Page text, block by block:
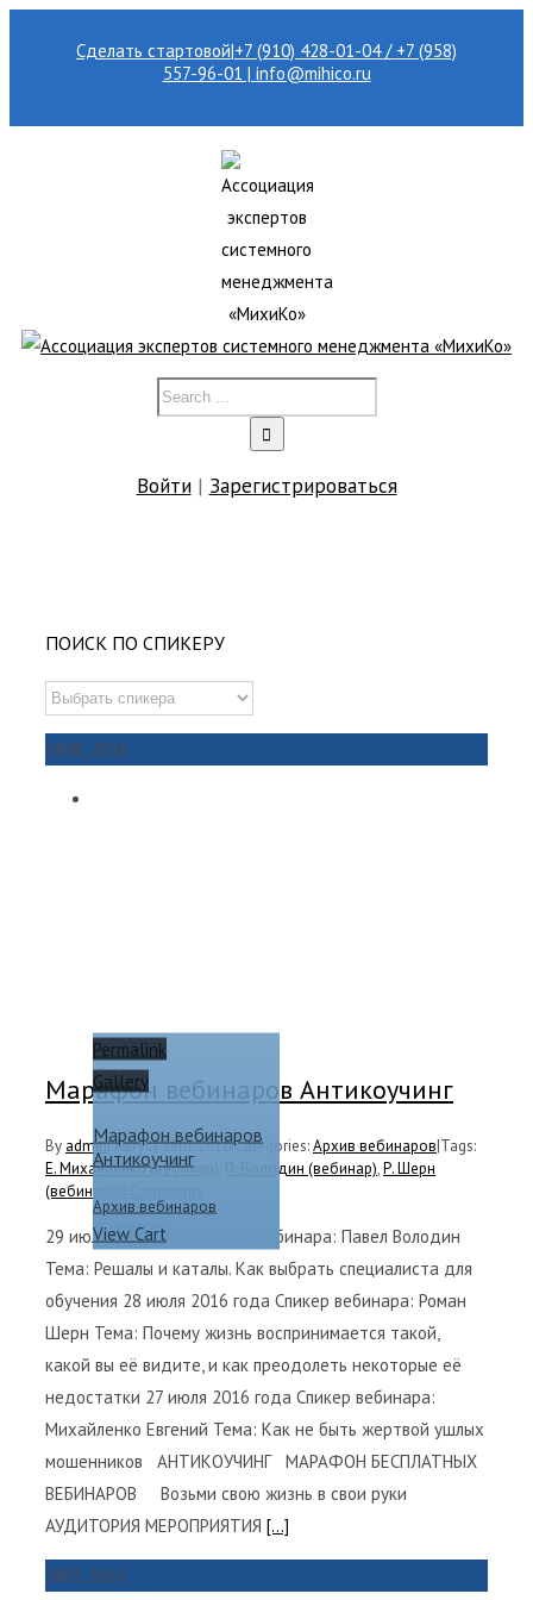
Сделать стартовой|+7 (910) 428-01-04 / +7 (958)
557-96-01 | info@mihico.ru
Войти| Зарегистрироваться
ПОИСК ПО СПИКЕРУ
1808, 2016
Permalink
Gallery
Марафон вебинаров
Антикоучинг
Архив вебинаров
View Cart
Марафон вебинаров Антикоучинг
By admin|Август 18th, 2016|Categories:Архив вебинаров|Tags:
Е. Михайленко (вебинар)
П. Володин (вебинар),Р. Шерн
(вебинар)
29 июля 2016 года Спикер вебинара: Павел Володин
Тема: Решалы и каталы. Как выбрать специалиста для
обучения 28 июля 2016 года Спикер вебинара: Роман
Шерн Тема: Почему жизнь воспринимается такой,
какой вы её видите, и как преодолеть некоторые её
недостатки 27 июля 2016 года Спикер вебинара:
Михайленко Евгений Тема: Как не быть жертвой ушлых
мошенников АНТИКОУЧИНГ МАРАФОН БЕСПЛАТНЫХ
ВЕБИНАРОВ Возьми свою жизнь в свои руки
АУДИТОРИЯ МЕРОПРИЯТИЯ [...]
2807, 2016